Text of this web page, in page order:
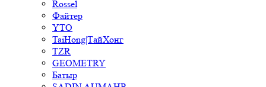
Rossel
Файтер
YTO
TaiHong|ТайХонг
TZR
GEOMETRY
Батыр